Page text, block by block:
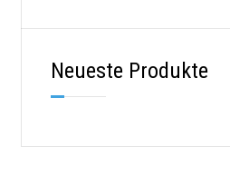
Neueste Produkte